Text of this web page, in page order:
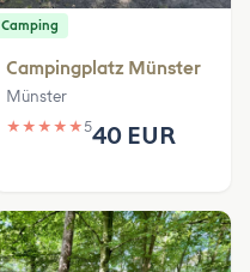
Camping
Campingplatz Münster
Münster
★ ★ ★ ★ ★540 EUR